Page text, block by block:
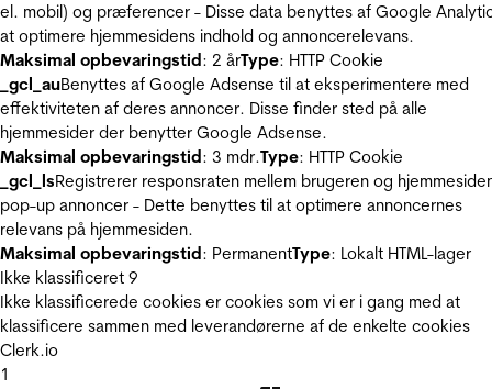
el. mobil) og præferencer - Disse data benyttes af Google
at optimere hjemmesidens indhold og annoncerelevans.
Maksimal opbevaringstid: 2 årType: HTTP Cookie
_gcl_auBenyttes af Google Adsense til at eksperimentere med
effektiviteten af deres annoncer. Disse finder sted på alle
hjemmesider der benytter Google Adsense.
Maksimal opbevaringstid: 3 mdr.Type: HTTP Cookie
_gcl_lsRegistrerer responsraten mellem brugeren og
pop-up annoncer - Dette benyttes til at optimere annoncernes
relevans på hjemmesiden.
Maksimal opbevaringstid: PermanentType: Lokalt HTML-lager
Ikke klassificeret 9
Ikke klassificerede cookies er cookies som vi er i gang med at
klassificere sammen med leverandørerne af de enkelte cookies
Clerk.io
1